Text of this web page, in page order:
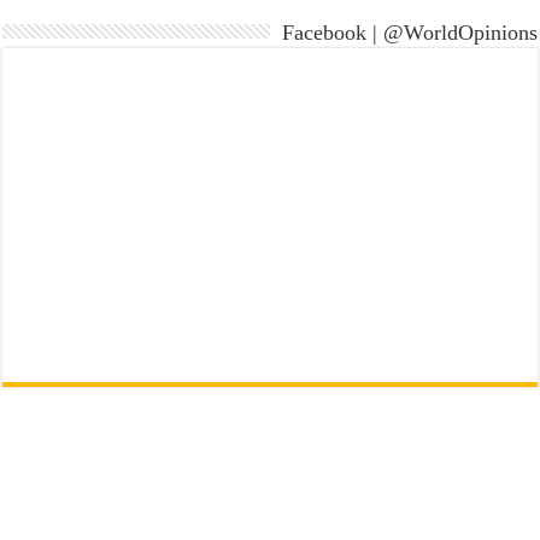
Facebook | @WorldOpinions